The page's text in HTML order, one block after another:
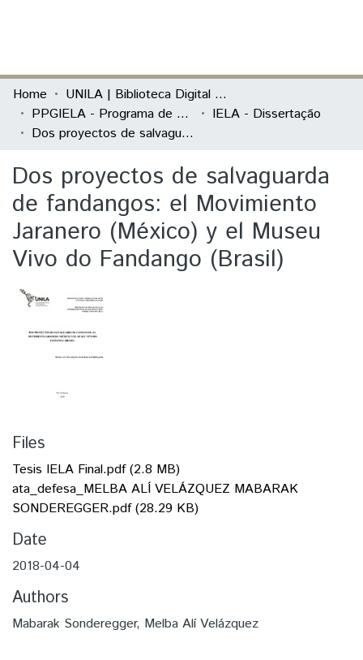
Communities & Collections
All of DSpace
Home
UNILA | Biblioteca Digital de Dissertações e Teses
PPGIELA - Programa de Pós-Graduação Interdisciplinar em Estudos Latino-Americanos
IELA - Dissertação
Dos proyectos de salvaguarda de fandangos: el Movimiento Jaranero (México) y el Museu Vivo do Fandango (Brasil)
Dos proyectos de salvaguarda
de fandangos: el Movimiento
Jaranero (México) y el Museu
Vivo do Fandango (Brasil)
Files
Tesis IELA Final.pdf(2.8 MB)
ata_defesa_MELBA ALÍ VELÁZQUEZ MABARAK
SONDEREGGER.pdf(28.29 KB)
Date
2018-04-04
Authors
Mabarak Sonderegger, Melba Alí Velázquez